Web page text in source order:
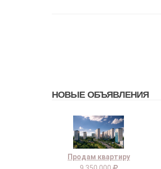
НОВЫЕ ОБЪЯВЛЕНИЯ
Продам квартиру